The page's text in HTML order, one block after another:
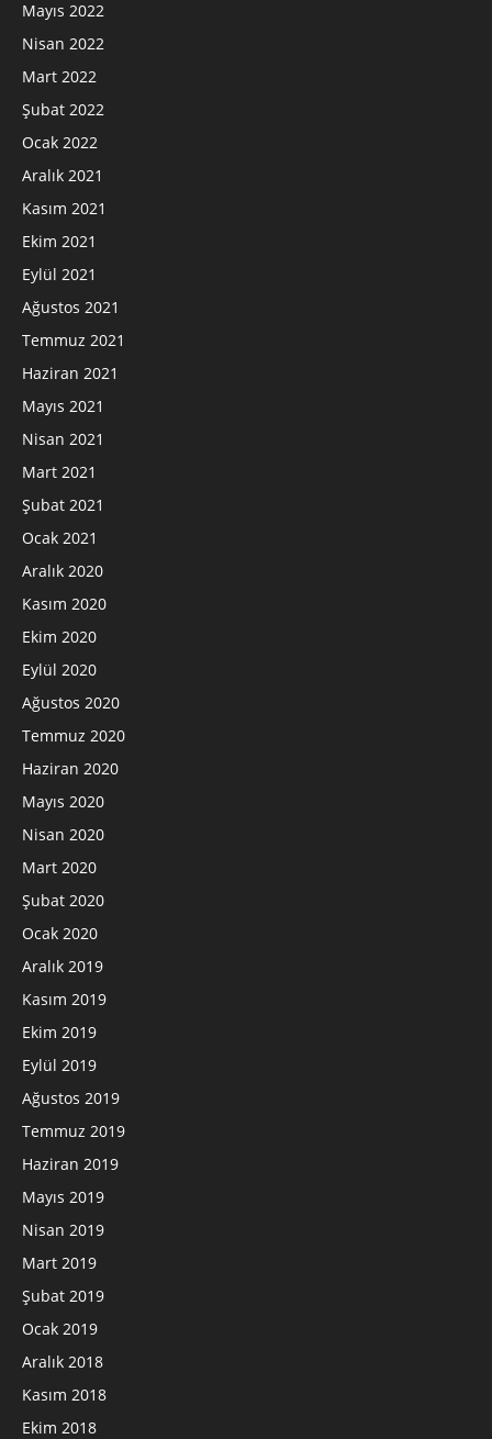
Mayıs 2022
Nisan 2022
Mart 2022
Şubat 2022
Ocak 2022
Aralık 2021
Kasım 2021
Ekim 2021
Eylül 2021
Ağustos 2021
Temmuz 2021
Haziran 2021
Mayıs 2021
Nisan 2021
Mart 2021
Şubat 2021
Ocak 2021
Aralık 2020
Kasım 2020
Ekim 2020
Eylül 2020
Ağustos 2020
Temmuz 2020
Haziran 2020
Mayıs 2020
Nisan 2020
Mart 2020
Şubat 2020
Ocak 2020
Aralık 2019
Kasım 2019
Ekim 2019
Eylül 2019
Ağustos 2019
Temmuz 2019
Haziran 2019
Mayıs 2019
Nisan 2019
Mart 2019
Şubat 2019
Ocak 2019
Aralık 2018
Kasım 2018
Ekim 2018